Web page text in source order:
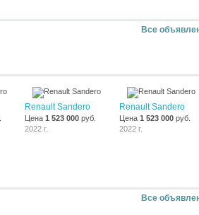
Все
Renault Sandero
Цена 1 523 000руб.
2022 г.
Renault Sandero
Цена 1 523 000руб.
2022 г.
Все